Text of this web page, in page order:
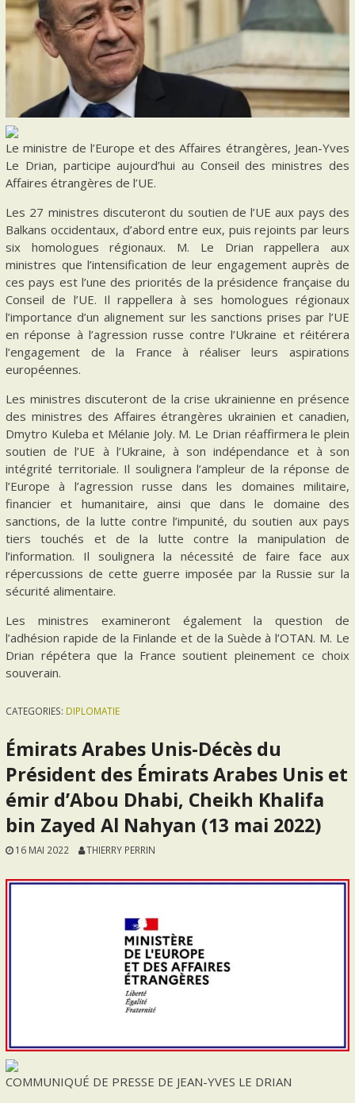
Le ministre de l’Europe et des Affaires étrangères, Jean-Yves
Le Drian, participe aujourd’hui au Conseil des ministres des
Affaires étrangères de l’UE.
Les 27 ministres discuteront du soutien de l’UE aux pays des
Balkans occidentaux, d’abord entre eux, puis rejoints par leurs
six homologues régionaux. M. Le Drian rappellera aux
ministres que l’intensification de leur engagement auprès de
ces pays est l’une des priorités de la présidence française du
Conseil de l’UE. Il rappellera à ses homologues régionaux
l’importance d’un alignement sur les sanctions prises par l’UE
en réponse à l’agression russe contre l’Ukraine et réitérera
l’engagement de la France à réaliser leurs aspirations
européennes.
Les ministres discuteront de la crise ukrainienne en présence
des ministres des Affaires étrangères ukrainien et canadien,
Dmytro Kuleba et Mélanie Joly. M. Le Drian réaffirmera le plein
soutien de l’UE à l’Ukraine, à son indépendance et à son
intégrité territoriale. Il soulignera l’ampleur de la réponse de
l’Europe à l’agression russe dans les domaines militaire,
financier et humanitaire, ainsi que dans le domaine des
sanctions, de la lutte contre l’impunité, du soutien aux pays
tiers touchés et de la lutte contre la manipulation de
l’information. Il soulignera la nécessité de faire face aux
répercussions de cette guerre imposée par la Russie sur la
sécurité alimentaire.
Les ministres examineront également la question de
l’adhésion rapide de la Finlande et de la Suède à l’OTAN. M. Le
Drian répétera que la France soutient pleinement ce choix
souverain.
CATEGORIES: DIPLOMATIE
Émirats Arabes Unis-Décès du
Président des Émirats Arabes Unis et
émir d’Abou Dhabi, Cheikh Khalifa
bin Zayed Al Nahyan (13 mai 2022)
16 MAI 2022 THIERRY PERRIN
COMMUNIQUÉ DE PRESSE DE JEAN-YVES LE DRIAN